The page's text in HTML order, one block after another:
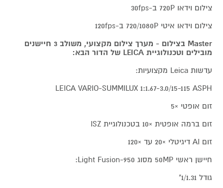
צילום וידאו 720P ב-30fps
צילום וידאו איטי 720/1080P ב-120fps
Master בצילום - מערך צילום מקצועי, משולב 3 חיישנים
מובילים וטכנולוגיית LEICA של הדור הבא:
עדשות Leica מקצועיות:
LEICA VARIO-SUMMILUX 1:1.67-3.0/15-115 ASPH
זום אופטי ×5
זום ברמה אופטית ×10 בטכנולוגיית ISZ
זום AI דיגיטלי ×20 עד ×120
חיישן ראשי 50MP מסוג Light Fusion-950:
גודל 1/1.31"